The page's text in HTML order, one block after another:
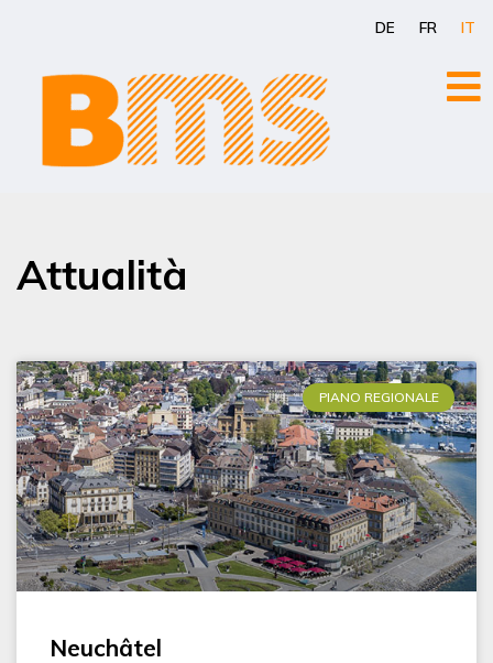
DE FR IT
Attualità
PIANO REGIONALE
Neuchâtel